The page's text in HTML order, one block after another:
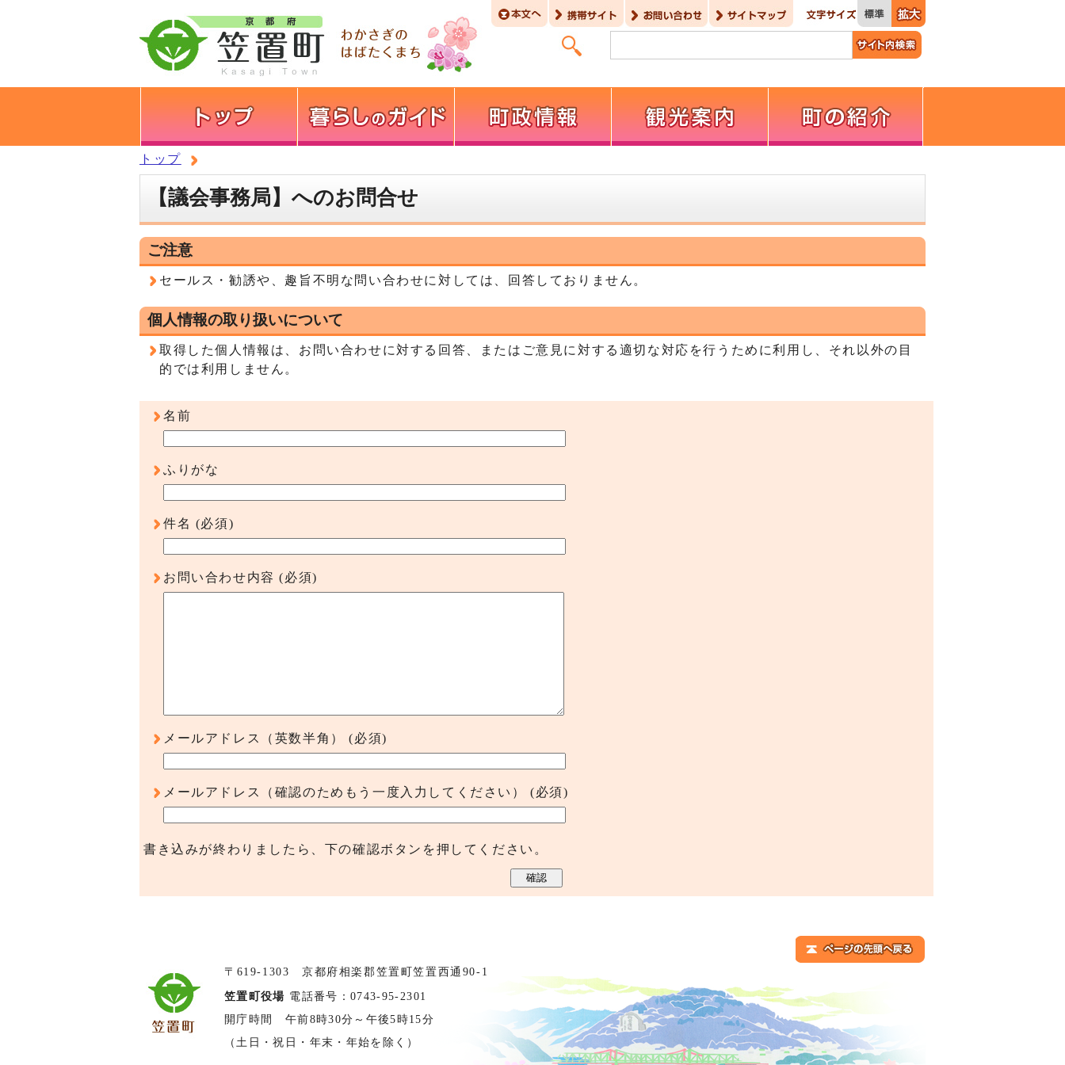
トップ
【議会事務局】へのお問合せ
ご注意
セールス・勧誘や、趣旨不明な問い合わせに対しては、回答しておりません。
個人情報の取り扱いについて
取得した個人情報は、お問い合わせに対する回答、またはご意見に対する適切な対応を行うために利用し、それ以外の目
的では利用しません。
名前
ふりがな
件名 (必須)
お問い合わせ内容 (必須)
メールアドレス（英数半角） (必須)
メールアドレス（確認のためもう一度入力してください） (必須)
書き込みが終わりましたら、下の確認ボタンを押してください。
〒619-1303 京都府相楽郡笠置町笠置西通90-1
笠置町役場 電話番号：0743-95-2301
開庁時間 午前8時30分～午後5時15分
（土日・祝日・年末・年始を除く）